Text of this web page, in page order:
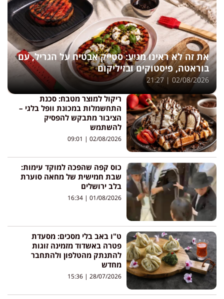
את זה לא ראינו מגיע: סטייק אבטיח על הגריל, עם
בוראטה, פיסטוקים ובזיליקום
02/08/2026
21:27
ריקול למוצר מטבח: סכנת
התחשמלות במכונת וופל בלגי –
הציבור מתבקש להפסיק
להשתמש
02/08/2026
כוס קפה שהפכה למוקד עימות:
שבת חמישית של מחאה סוערת
בלב ירושלים
01/08/2026
ט"ו באב בלי מסכים: מסעדת
פטרה באשדוד מזמינה זוגות
להתנתק מהטלפון ולהתחבר
מחדש
28/07/2026